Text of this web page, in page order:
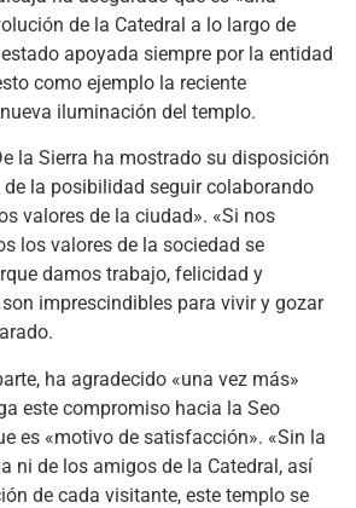
de la Catedral a lo largo de
apoyada siempre por la entidad
como ejemplo la reciente
iluminación del templo.
la Sierra ha mostrado su disposición
de la posibilidad seguir colaborando
valores de la ciudad». «Si nos
los valores de la sociedad se
damos trabajo, felicidad y
imprescindibles para vivir y gozar
ha agradecido «una vez más»
este compromiso hacia la Seo
es «motivo de satisfacción». «Sin la
ni de los amigos de la Catedral, así
de cada visitante, este templo se